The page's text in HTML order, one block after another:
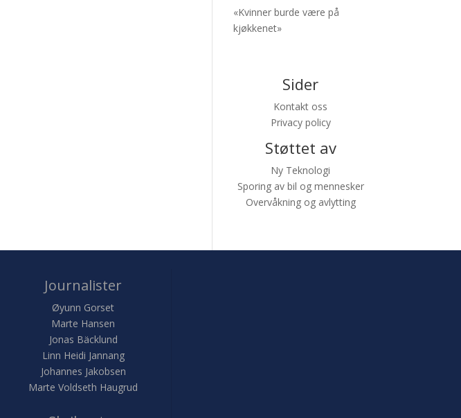
«Kvinner burde være på
kjøkkenet»
Sider
Kontakt oss
Privacy policy
Støttet av
Ny Teknologi
Sporing av bil og mennesker
Overvåkning og avlytting
Journalister
Øyunn Gorset
Marte Hansen
Jonas Bäcklund
Linn Heidi Jannang
Johannes Jakobsen
Marte Voldseth Haugrud